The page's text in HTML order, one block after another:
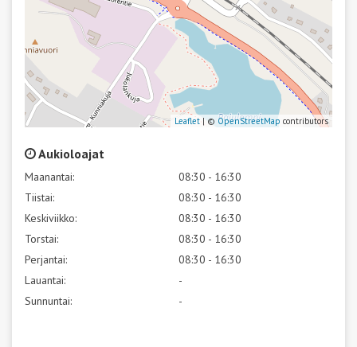
Leaflet| © OpenStreetMap contributors
Aukioloajat
Maanantai:
08:30 - 16:30
Tiistai:
08:30 - 16:30
Keskiviikko:
08:30 - 16:30
Torstai:
08:30 - 16:30
Perjantai:
08:30 - 16:30
Lauantai:
-
Sunnuntai:
-